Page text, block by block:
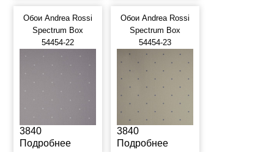
Обои Andrea Rossi
Spectrum Box
54454-22
3840
Подробнее
Обои Andrea Rossi
Spectrum Box
54454-23
3840
Подробнее